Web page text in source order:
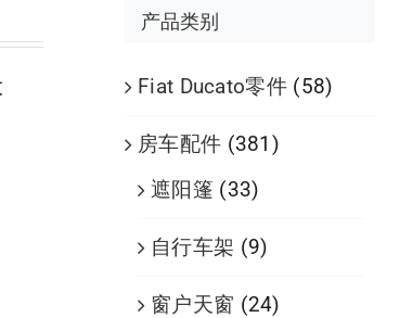
产品类别
Fiat Ducato零件 (58)
房车配件 (381)
遮阳篷 (33)
自行车架 (9)
窗户天窗 (24)